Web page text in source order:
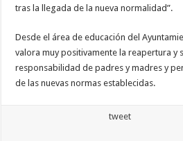
tras la llegada de la nueva normalidad”.
Desde el área de educación del
valora muy positivamente la reapertura y
responsabilidad de padres y madres y
de las nuevas normas establecidas.
tweet
visita. Si
cookies,
algunas
funcionalidades
desaparecerán
de la web.